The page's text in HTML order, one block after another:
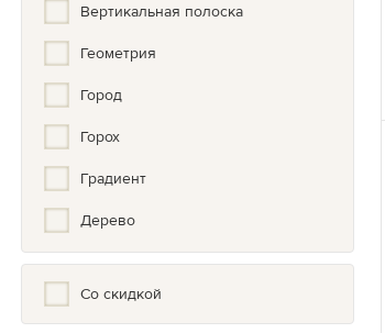
Вертикальная полоска
Геометрия
Город
Горох
Градиент
Дерево
Детский
Животные
Со скидкой